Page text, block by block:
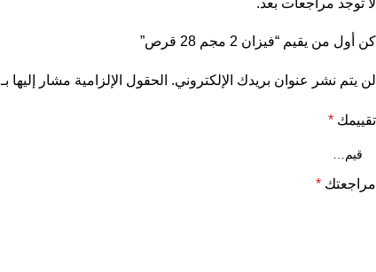
لا توجد مراجعات بعد.
كن أول من يقيم “فيزان 2 مجم 28 قرص”
لن يتم نشر عنوان بريدك الإلكتروني. الحقول الإلزامية مشار إليها بـ
تقييمك *
مراجعتك *